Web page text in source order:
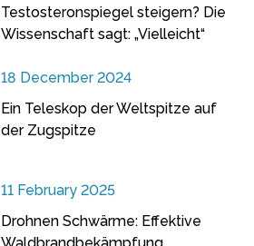
Testosteronspiegel steigern? Die
Wissenschaft sagt: „Vielleicht“
18 December 2024
Ein Teleskop der Weltspitze auf
der Zugspitze
11 February 2025
Drohnen Schwärme: Effektive
Waldbrandbekämpfung